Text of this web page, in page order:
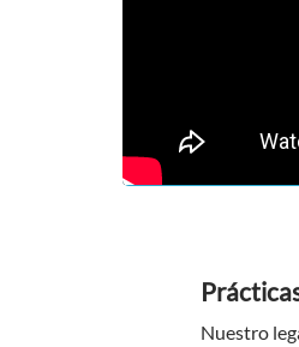
Nuestro